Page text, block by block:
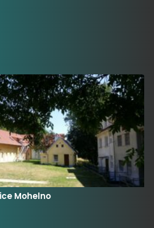
Mohelno